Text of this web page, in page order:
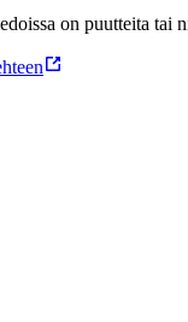
on puutteita tai